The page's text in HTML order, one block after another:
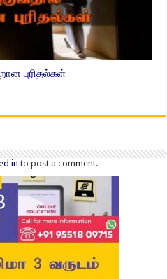
புரிதல்கள்
in to post a comment.